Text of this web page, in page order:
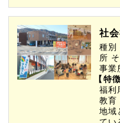
社
種別
所
事業
【特
福利
教育
地域